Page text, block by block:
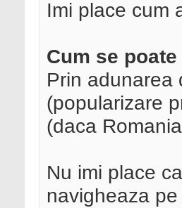
Imi place cum
Cum se
Prin adunarea
(popularizare
(daca
Nu imi place
navigheaza